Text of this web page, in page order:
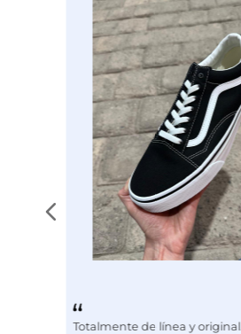
Totalmente de línea y original.